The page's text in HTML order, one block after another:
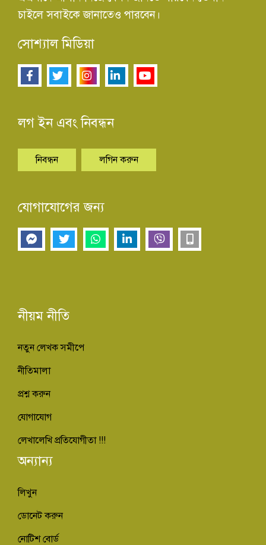
চাইলে সবাইকে জানাতেও পারবেন।
সোশ্যাল মিডিয়া
লগ ইন এবং নিবন্ধন
নিবন্ধন লগিন করুন
যোগাযোগের জন্য
নীয়ম নীতি
নতুন লেখক সমীপে
নীতিমালা
প্রশ্ন করুন
যোগাযোগ
লেখালেখি প্রতিযোগীতা !!!
অন্যান্য
লিখুন
ডোনেট করুন
নোটিশ বোর্ড